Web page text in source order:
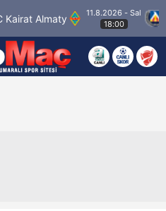
Almaty
11.8.2026 - Sal
18:00